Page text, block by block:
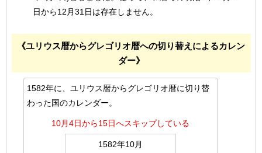
日から12月31日は存在しません。
《ユリウス暦からグレゴリオ暦への切り替えによるカレン
ダー》
1582年に、ユリウス暦からグレゴリオ暦に切り替
わった国のカレンダー。
10月4日から15日へスキップしている
1582年10月